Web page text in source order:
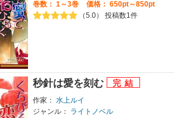
巻数： 1～3巻
価格： 650pt～850pt
（5.0） 投稿数1件
秒針は愛を刻む
作家： 水上ルイ
ジャンル：
ライトノベル